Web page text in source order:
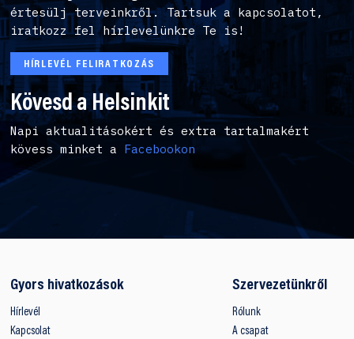
értesülj terveinkről. Tartsuk a kapcsolatot,
iratkozz fel hírlevelünkre Te is!
HÍRLEVÉL FELIRATKOZÁS
Kövesd a Helsinkit
Napi aktualitásokért és extra tartalmakért
kövess minket a Facebookon
Gyors hivatkozások
Hírlevél
Kapcsolat
Szervezetünkről
Rólunk
A csapat